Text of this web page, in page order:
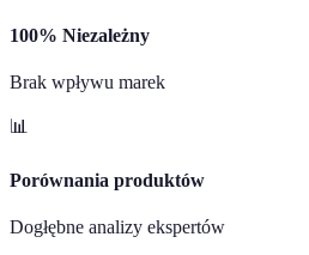
100% Niezależny
Brak wpływu marek
📊
Porównania produktów
Dogłębne analizy ekspertów